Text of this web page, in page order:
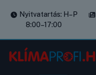
Nyitvatartás: H–P
8:00–17:00